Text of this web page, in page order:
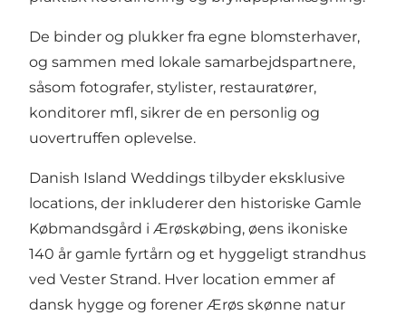
De binder og plukker fra egne blomsterhaver,
og sammen med lokale samarbejdspartnere,
såsom fotografer, stylister, restauratører,
konditorer mfl, sikrer de en personlig og
uovertruffen oplevelse.
Danish Island Weddings tilbyder eksklusive
locations, der inkluderer den historiske Gamle
Købmandsgård i Ærøskøbing, øens ikoniske
140 år gamle fyrtårn og et hyggeligt strandhus
ved Vester Strand. Hver location emmer af
dansk hygge og forener Ærøs skønne natur